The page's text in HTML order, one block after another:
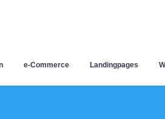
e-Commerce Landingpages